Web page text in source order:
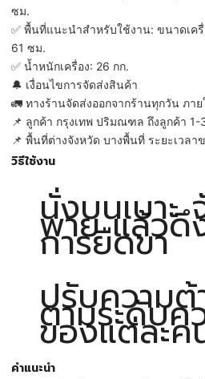
ซม.
✅ พื้นที่แนะนำสำหรับใช้งาน: ขนาดเค
61 ซม.
✅ น้ำหนักเครื่อง: 26 กก.
🔔 เงื่อนไขการจัดส่งสินค้า
🚛 ทางร้านจัดส่งออกจากร้านทุกวัน ภา
📌 ลูกค้า กรุงเทพ ปริมณฑล ถึงลูกค้า 1-
📌 พื้นที่ต่างจังหวัด บางพื้นที่ ระยะเวล
วิธีใช้งาน
นั่งบนเบาะ
พาย แล้วดึ
การยืดขา
ปรับความต้
ตามระดับ
ของแต่ละค
คำแนะนำ